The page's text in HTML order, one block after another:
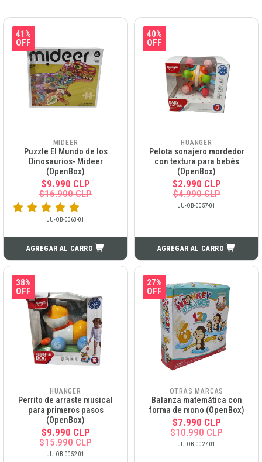
41%
OFF
MIDEER
Puzzle El Mundo de los
Dinosaurios- Mideer
(OpenBox)
$9.990 CLP
$16.900 CLP
JU-OB-0063-01
AGREGAR AL CARRO
40%
OFF
HUANGER
Pelota sonajero mordedor
con textura para bebés
(OpenBox)
$2.990 CLP
$4.990 CLP
JU-OB-0057-01
AGREGAR AL CARRO
38%
OFF
HUANGER
Perrito de arraste musical
para primeros pasos
(OpenBox)
$9.990 CLP
$15.990 CLP
JU-OB-0052-01
27%
OFF
OTRAS MARCAS
Balanza matemática con
forma de mono (OpenBox)
$7.990 CLP
$10.990 CLP
JU-OB-0027-01